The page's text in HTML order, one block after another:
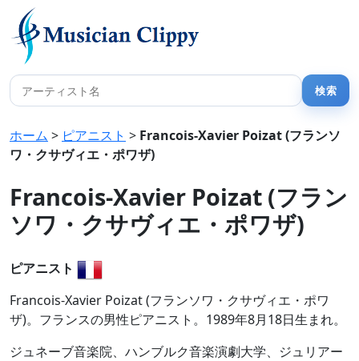
ホーム > ピアニスト > Francois-Xavier Poizat (フランソ
ワ・クサヴィエ・ポワザ)
Francois-Xavier Poizat (フラン
ソワ・クサヴィエ・ポワザ)
ピアニスト
Francois-Xavier Poizat (フランソワ・クサヴィエ・ポワ
ザ)。フランスの男性ピアニスト。1989年8月18日生まれ。
ジュネーブ音楽院、ハンブルク音楽演劇大学、ジュリアー